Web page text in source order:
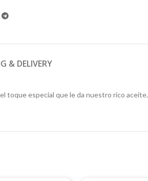
& DELIVERY
toque especial que le da nuestro rico aceite.